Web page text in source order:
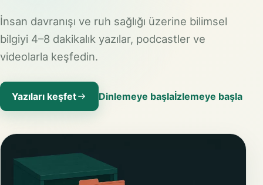
İnsan davranışı ve ruh sağlığı üzerine bilimsel
bilgiyi 4–8 dakikalık yazılar, podcastler ve
videolarla keşfedin.
Yazıları keşfet Dinlemeye başlaİzlemeye başla